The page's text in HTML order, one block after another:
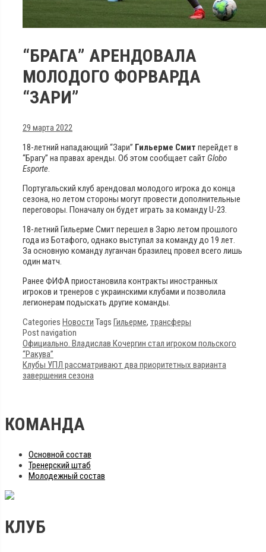
“БРАГА” АРЕНДОВАЛА
МОЛОДОГО ФОРВАРДА
“ЗАРИ”
29 марта 2022
18-летний нападающий “Зари” Гильерме Смит перейдет в
“Брагу” на правах аренды. Об этом сообщает сайтGlobo
Esporte.
Португальский клуб арендовал молодого игрока до конца
сезона, но летом стороны могут провести дополнительные
переговоры. Поначалу он будет играть за команду U-23.
18-летний Гильерме Смит перешел в Зарю летом прошлого
года из Ботафого, однако выступал за команду до 19 лет.
За основную команду луганчан бразилец провел всего лишь
один матч.
Ранее ФИФА приостановила контракты иностранных
игроков и тренеров с украинскими клубами и позволила
легионерам подыскать другие команды.
Categories Новости Tags Гильерме, трансферы
Post navigation
Официально. Владислав Кочергин стал игроком польского
“Ракува”
Клубы УПЛ рассматривают два приоритетных варианта
завершения сезона
КОМАНДА
Основной состав
Тренерский штаб
Молодежный состав
КЛУБ